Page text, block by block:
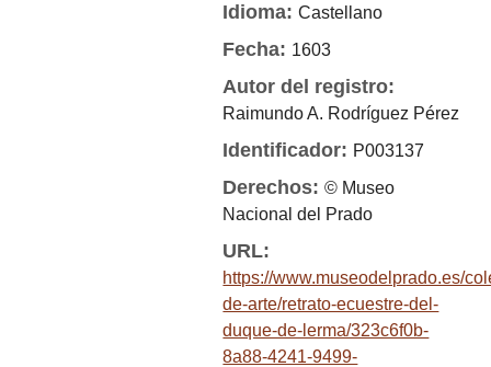
Idioma:Castellano
Fecha: 1603
Autor del registro:
Raimundo A. Rodríguez Pérez
Identificador: P003137
Derechos:© Museo
Nacional del Prado
URL:
https://www.museodelprado.es/
de-arte/retrato-ecuestre-del-
duque-de-lerma/323c6f0b-
8a88-4241-9499-